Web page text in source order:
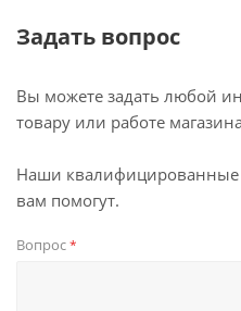
Задать вопрос
Вы можете задать любой
товару или работе
Наши квалифицированные
вам помогут.
Вопрос*